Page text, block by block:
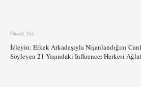
Önceki Yazı
İzleyin: Erkek Arkadaşıyla Nişanlandığını
Söyleyen 21 Yaşındaki Influencer Herkesi